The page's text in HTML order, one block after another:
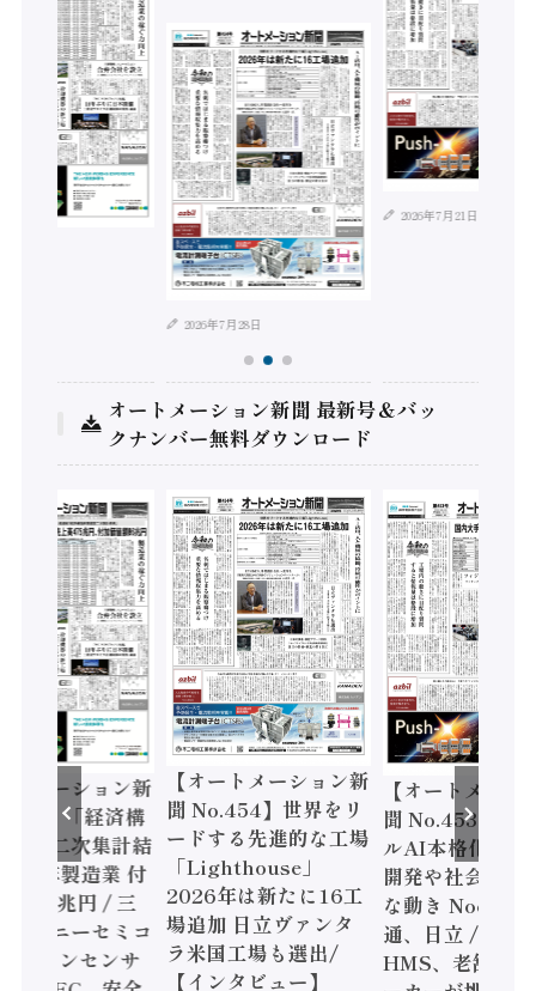
2026年7月28日
2026年7月21日
オートメーション新聞 最新号＆バッ
クナンバー無料ダウンロード
トメーション新
】「経済構
調査二次集計結
年製造業 付
額86兆円 / 三
とソニーセミコ
ジョンセンサ
【オートメーション新
聞 No.454】世界をリ
ードする先進的な工場
「Lighthouse」
2026年は新たに16工
場追加 日立ヴァンタ
ラ米国工場も選出/
【インタビュー】
【オートメーシ
聞 No.453】フ
ルAI本格化へ
開発や社会実装
な動き Noetra
通、日立 / 兵神
HMS、老舗ポ